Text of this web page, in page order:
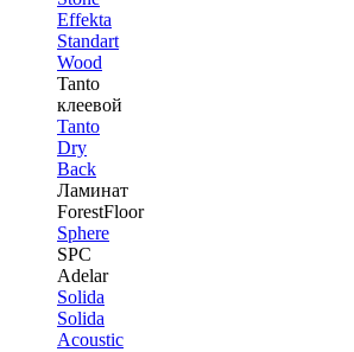
Effekta
Standart
Wood
Tanto
клеевой
Tanto
Dry
Back
Ламинат
ForestFloor
Sphere
SPC
Adelar
Solida
Solida
Acoustic